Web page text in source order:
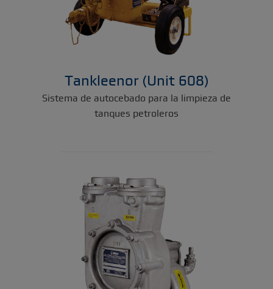
Tankleenor (Unit 608)
Sistema de autocebado para la limpieza de
tanques petroleros